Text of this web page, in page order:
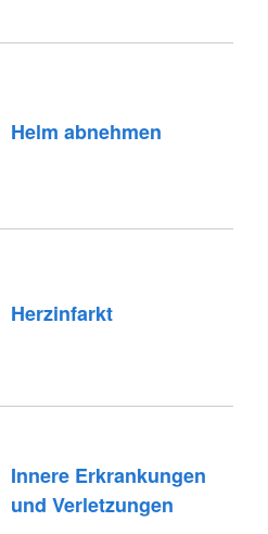
Helm abnehmen
Herzinfarkt
Innere Erkrankungen
und Verletzungen